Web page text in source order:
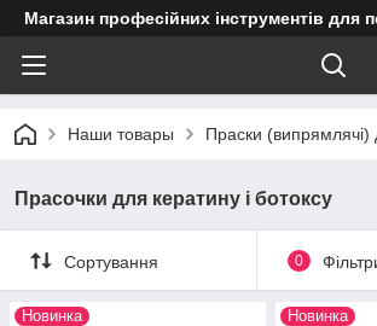
Магазин професійних інструментів для
Наши товары Праски
Прасочки для кератину і ботоксу
Сортування 0
Новинка Новинка